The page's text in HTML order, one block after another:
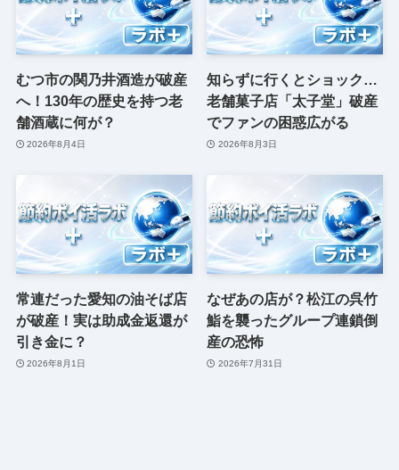
むつ市の関乃井酒造が破産
へ！130年の歴史を持つ老
舗酒蔵に何が？
2026年8月4日
知らずに行くとショック…
老舗菓子店「太子堂」破産
でファンの困惑広がる
2026年8月3日
常連だった愛知の油そば店
が破産！実は助成金返還が
引き金に？
2026年8月1日
なぜあの店が？松江の呉竹
鮨を襲ったグループ連鎖倒
産の恐怖
2026年7月31日